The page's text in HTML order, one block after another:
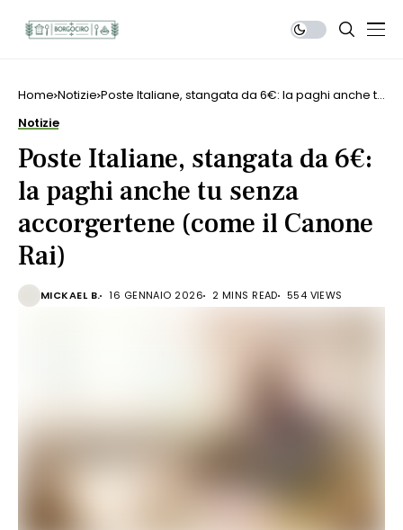
Home Notizie Poste Italiane, stangata da 6€: la paghi anche tu
Notizie
Poste Italiane, stangata da 6€:
la paghi anche tu senza
accorgertene (come il Canone
Rai)
MICKAEL B. 16 GENNAIO 2026 2 MINS READ 554 VIEWS